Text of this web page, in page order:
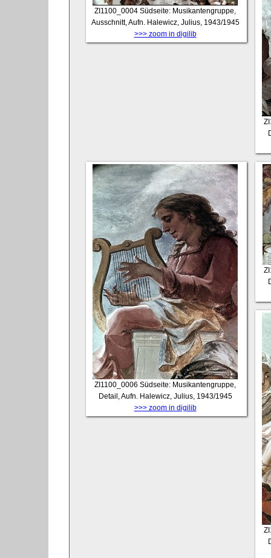
ZI1100_0004 Südseite: Musikantengruppe,
Ausschnitt, Aufn. Halewicz, Julius, 1943/1945
>>> zoom in digilib
ZI1100_0006 Südseite: Musikantengruppe,
Detail, Aufn. Halewicz, Julius, 1943/1945
>>> zoom in digilib